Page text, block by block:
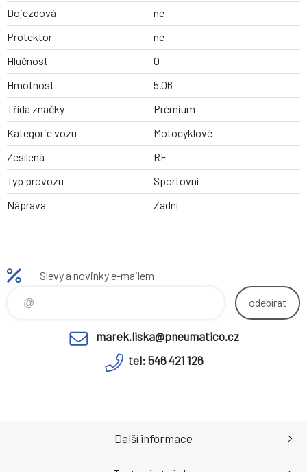
Dojezdová
ne
Protektor
ne
Hlučnost
0
Hmotnost
5.06
Třída značky
Prémium
Kategorie vozu
Motocyklové
Zesílená
RF
Typ provozu
Sportovní
Náprava
Zadní
Slevy a novinky e-mailem
odebírat
marek.liska@pneumatico.cz
tel: 546 421 126
Další informace